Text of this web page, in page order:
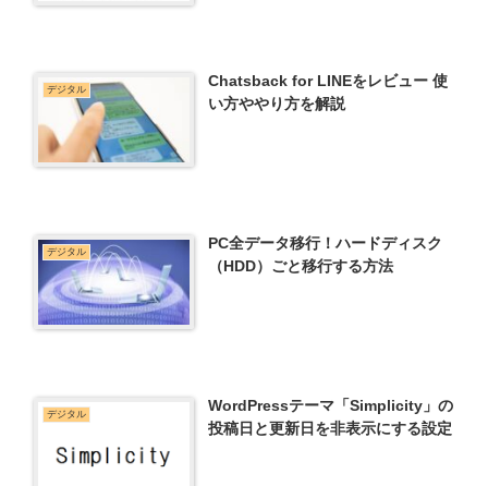
デジタル
Chatsback for LINEをレビュー 使
い方ややり方を解説
デジタル
PC全データ移行！ハードディスク
（HDD）ごと移行する方法
デジタル
WordPressテーマ「Simplicity」の
投稿日と更新日を非表示にする設定